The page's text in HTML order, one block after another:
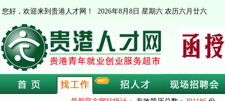
您好，欢迎来到贵港人才网！ 2026年8月8日 星期六 农历六月廿六